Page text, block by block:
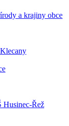
a krajiny obce
Husinec-Řež